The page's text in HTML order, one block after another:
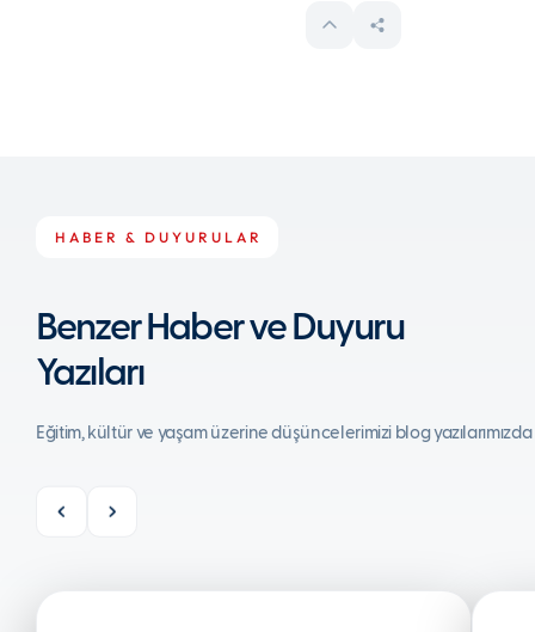
HABER & DUYURULAR
Benzer Haber ve Duyuru
Yazıları
Eğitim, kültür ve yaşam üzerine düşüncelerimizi blog